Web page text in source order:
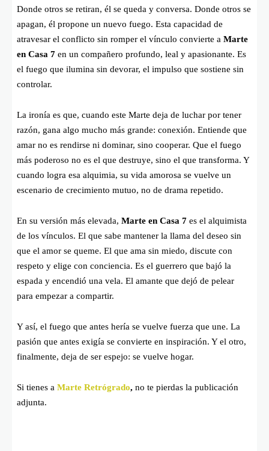
Donde otros se retiran, él se queda y conversa. Donde otros se
apagan, él propone un nuevo fuego. Esta capacidad de
atravesar el conflicto sin romper el vínculo convierte a Marte
en Casa 7 en un compañero profundo, leal y apasionante. Es
el fuego que ilumina sin devorar, el impulso que sostiene sin
controlar.
La ironía es que, cuando este Marte deja de luchar por tener
razón, gana algo mucho más grande: conexión. Entiende que
amar no es rendirse ni dominar, sino cooperar. Que el fuego
más poderoso no es el que destruye, sino el que transforma. Y
cuando logra esa alquimia, su vida amorosa se vuelve un
escenario de crecimiento mutuo, no de drama repetido.
En su versión más elevada, Marte en Casa 7 es el alquimista
de los vínculos. El que sabe mantener la llama del deseo sin
que el amor se queme. El que ama sin miedo, discute con
respeto y elige con conciencia. Es el guerrero que bajó la
espada y encendió una vela. El amante que dejó de pelear
para empezar a compartir.
Y así, el fuego que antes hería se vuelve fuerza que une. La
pasión que antes exigía se convierte en inspiración. Y el otro,
finalmente, deja de ser espejo: se vuelve hogar.
Si tienes a Marte Retrógrado, no te pierdas la publicación
adjunta.